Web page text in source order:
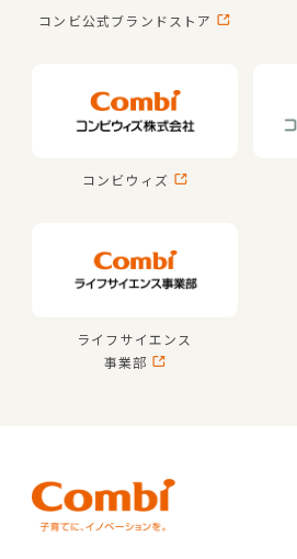
コンビ公式ブランドストア
コンビウィズ
ライフサイエンス
事業部